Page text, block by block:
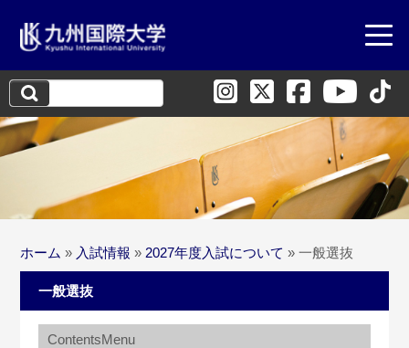
検
索:
ホーム » 入試情報 » 2027年度入試について » 一般選抜
一般選抜